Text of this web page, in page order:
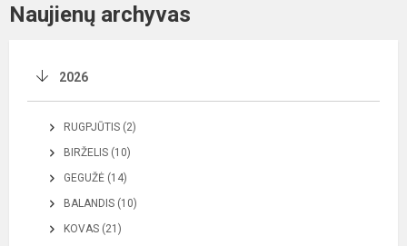
Naujienų archyvas
2026
RUGPJŪTIS (2)
BIRŽELIS (10)
GEGUŽĖ (14)
BALANDIS (10)
KOVAS (21)